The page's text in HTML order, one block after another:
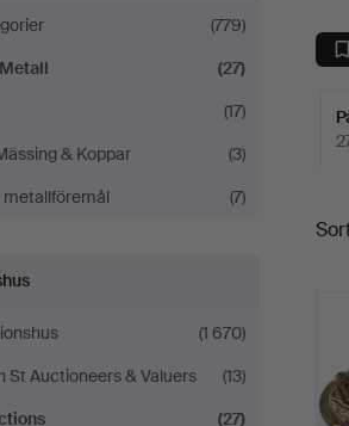
(779)
(27)
(17)
& Koppar
(3)
metallföremål
(7)
(1 670)
St Auctioneers & Valuers
(13)
(27)